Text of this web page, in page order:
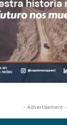
- Advertisement -